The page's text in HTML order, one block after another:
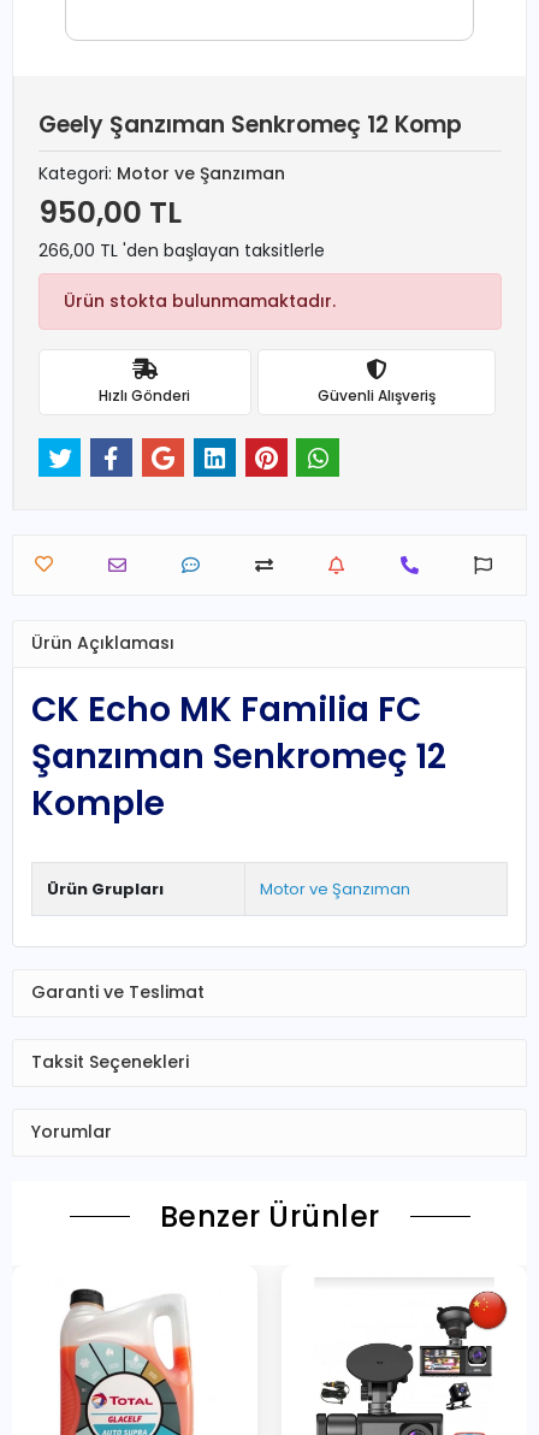
Geely Şanzıman Senkromeç 12 Komp
Kategori: Motor ve Şanzıman
950,00 TL
266,00 TL 'den başlayan taksitlerle
Ürün stokta bulunmamaktadır.
Hızlı Gönderi Güvenli Alışveriş
Ürün Açıklaması
CK Echo MK Familia FC
Şanzıman Senkromeç 12
Komple
Ürün Grupları Motor ve Şanzıman
Garanti ve Teslimat
Taksit Seçenekleri
Yorumlar
Benzer Ürünler